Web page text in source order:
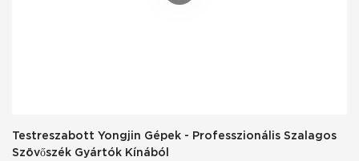
Testreszabott Yongjin Gépek - Professzionális Szalagos
Szövőszék Gyártók Kínából